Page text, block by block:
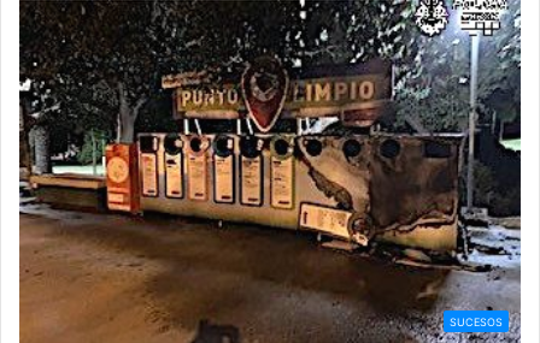
SUCESOS